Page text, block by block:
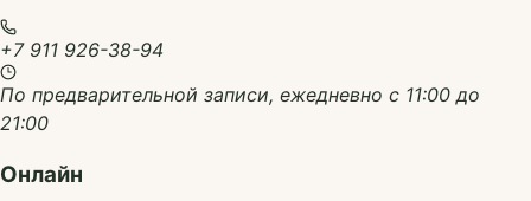
+7 911 926-38-94
По предварительной записи, ежедневно с 11:00 до
21:00
Онлайн